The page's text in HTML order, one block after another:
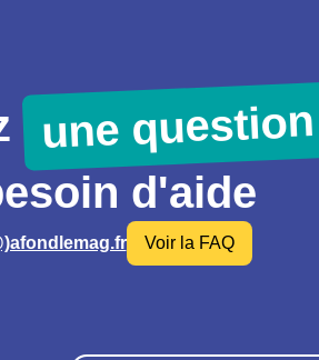
une
d'aide
Voir la FAQ